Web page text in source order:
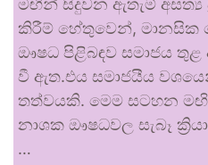
මඟින් සිදුවන ඇතැම් අසත්‍ය
කිරීම් හේතුවෙන්, මානසික
ඖෂධ පිළිබඳව සමාජය
වී ඇත.එය සමාජයීය
තත්වයකි. මෙම සටහන
නාශක ඖෂධවල සැබෑ
…